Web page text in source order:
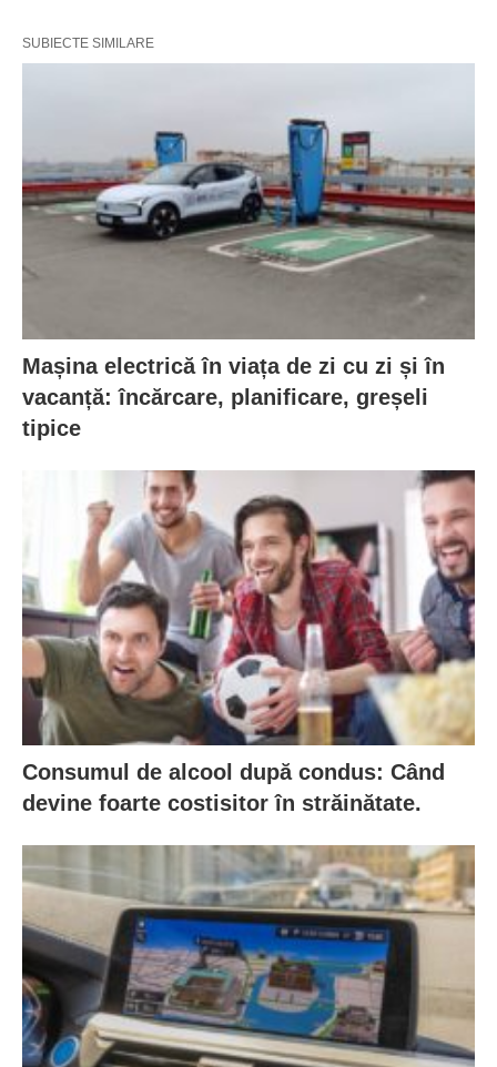
SUBIECTE SIMILARE
Mașina electrică în viața de zi cu zi și în
vacanță: încărcare, planificare, greșeli
tipice
Consumul de alcool după condus: Când
devine foarte costisitor în străinătate.